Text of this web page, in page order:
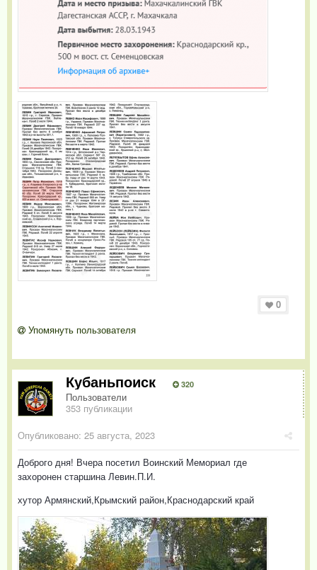
0
Упомянуть пользователя
Кубаньпоиск 320
Пользователи
353 публикации
Опубликовано: 25 августа, 2023
Доброго дня! Вчера посетил Воинский Мемориал где
захоронен старшина Левин.П.И.
хутор Армянский,Крымский район,Краснодарский край